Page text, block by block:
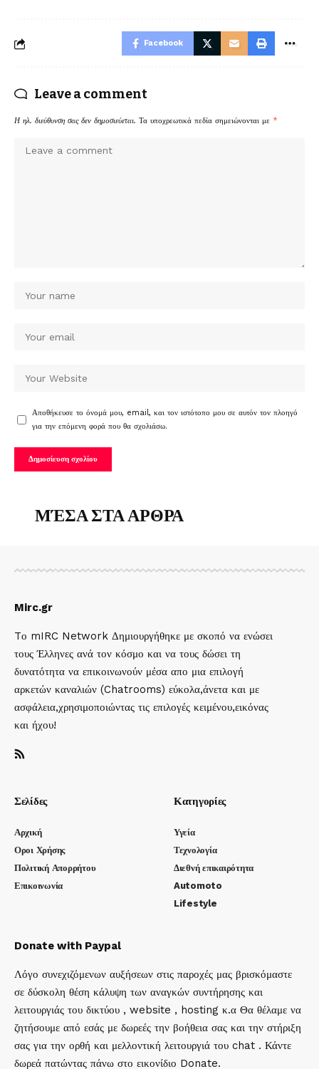
Facebook
Leave a comment
Η ηλ. διεύθυνση σας δεν δημοσιεύεται. Τα υποχρεωτικά πεδία σημειώνονται με *
Αποθήκευσε το όνομά μου, email, και τον ιστότοπο μου σε αυτόν τον πλοηγό
για την επόμενη φορά που θα σχολιάσω.
ΜΈΣΑ ΣΤΑ ΑΡΘΡΑ
Mirc.gr
Tο mIRC Network Δημιουργήθηκε με σκοπό να ενώσει
τους Έλληνες ανά τον κόσμο και να τους δώσει τη
δυνατότητα να επικοινωνούν μέσα απο μια επιλογή
αρκετών καναλιών (Chatrooms) εύκολα,άνετα και με
ασφάλεια,χρησιμοποιώντας τις επιλογές κειμένου,εικόνας
και ήχου!
Σελίδες
Αρχική
Οροι Χρήσης
Πολιτική Απορρήτου
Επικοινωνία
Κατηγορίες
Υγεία
Τεχνολογία
Διεθνή επικαιρότητα
Automoto
Lifestyle
Donate with Paypal
Λόγο συνεχιζόμενων αυξήσεων στις παροχές μας βρισκόμαστε
σε δύσκολη θέση κάλυψη των αναγκών συντήρησης και
λειτουργιάς του δικτύου , website , hosting κ.α Θα θέλαμε να
ζητήσουμε από εσάς με δωρεές την βοήθεια σας και την στήριξη
σας για την ορθή και μελλοντική λειτουργιά του chat . Κάντε
δωρεά πατώντας πάνω στο εικονίδιο Donate.